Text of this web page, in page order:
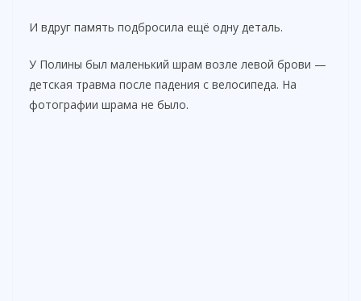
И вдруг память подбросила ещё одну деталь.
У Полины был маленький шрам возле левой брови —
детская травма после падения с велосипеда. На
фотографии шрама не было.